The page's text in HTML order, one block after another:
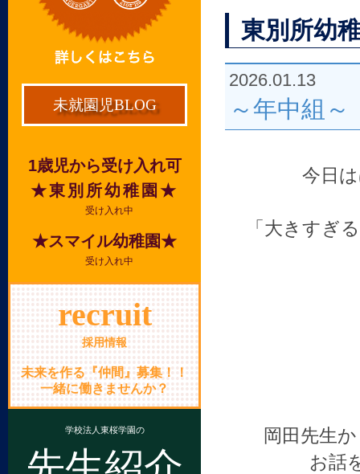
東別所幼
2026.01.13
～年中組～
今日
「大きすぎ
岡田先生
お話
未就園児BLOG
1歳児から受け入れ可
★東別所幼稚園★
受け入れ中
★スマイル幼稚園★
受け入れ中
recruit
採用情報
未来を作る『仲間』募集！！
一緒に働きませんか？
学校法人東桜学園の